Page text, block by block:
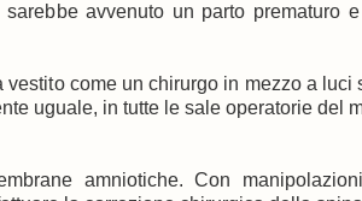
avvenuto un parto prematuro
come un chirurgo in mezzo a luci
uguale, in tutte le sale operatorie del
amniotiche. Con